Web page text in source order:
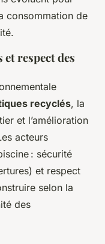
consommation de
respect des
recyclés, la
et l’amélioration
acteurs
: sécurité
et respect
selon la
des